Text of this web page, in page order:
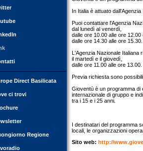
Direct Basilicata
ci trovi
Regione
In Italia è attuato
Puoi contattare l'Agenzia
dal lunedì al venerdì,
dalle ore 10.00 alle ore 12.00
dalle ore 14.30 alle ore 15.30.
L'Agenzia Nazionale Italiana
il martedì e il giovedì,
dalle ore 11.00 alle ore 13.00.
Previa richiesta sono
Gioventù è un programma di
internazionale di gruppo e
tra i 15 e i 25 anni.
I destinatari del programma
locali, le organizzazioni
Sito web: http://